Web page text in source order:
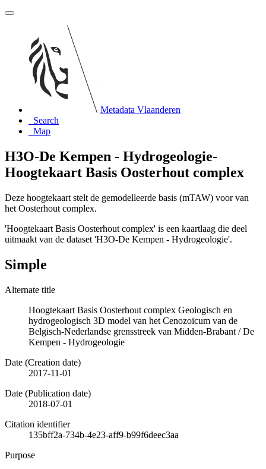
Metadata Vlaanderen
Search
Map
H3O-De Kempen - Hydrogeologie-
Hoogtekaart Basis Oosterhout complex
Deze hoogtekaart stelt de gemodelleerde basis (mTAW) voor van
het Oosterhout complex.
'Hoogtekaart Basis Oosterhout complex' is een kaartlaag die deel
uitmaakt van de dataset 'H3O-De Kempen - Hydrogeologie'.
Simple
Alternate title
Hoogtekaart Basis Oosterhout complex Geologisch en
hydrogeologisch 3D model van het Cenozoïcum van de
Belgisch-Nederlandse grensstreek van Midden-Brabant / De
Kempen - Hydrogeologie
Date (Creation date)
2017-11-01
Date (Publication date)
2018-07-01
Citation identifier
135bff2a-734b-4e23-aff9-b99f6deec3aa
Purpose